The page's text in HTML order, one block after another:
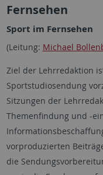
Fernsehen
Sport im Fernsehen
(Leitung: Michael
Ziel der Lehrredaktion
Sportstudiosendung
Sitzungen der
Themenfindung und -
vorproduzierten
die